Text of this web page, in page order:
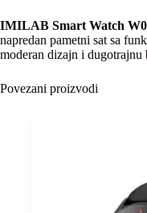
IMILAB Smart Watch
napredan pametni sat sa
moderan dizajn i dugotrajnu
Povezani proizvodi